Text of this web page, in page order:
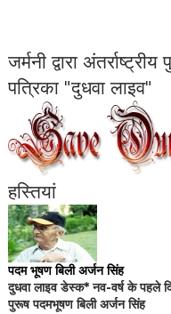
जर्मनी द्वारा
पत्रिका "दुधवा लाइव"
हस्तियां
पदम भूषण बिली अर्जन सिंह
दुधवा लाइव डेस्क* नव-वर्ष के पहले
पुरूष पदमभूषण बिली अर्जन सिंह